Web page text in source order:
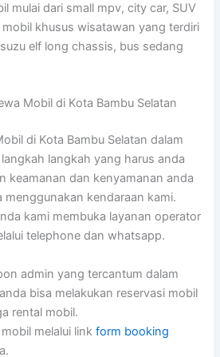
mulai dari small mpv, city car, SUV
khusus wisatawan yang terdiri
elf long chassis, bus sedang
Mobil di Kota Bambu Selatan
di Kota Bambu Selatan dalam
langkah yang harus anda
keamanan dan kenyamanan anda
menggunakan kendaraan kami.
kami membuka layanan operator
telephone dan whatsapp.
admin yang tercantum dalam
bisa melakukan reservasi mobil
rental mobil.
melalui linkform booking